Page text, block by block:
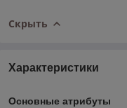
Скрыть
Характеристики
Основные атрибуты